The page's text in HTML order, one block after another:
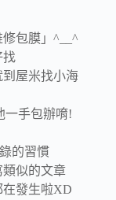
包膜」^__^
找
屋米找小海
一手包辦唷!
的習慣
似的文章
在發生啦XD